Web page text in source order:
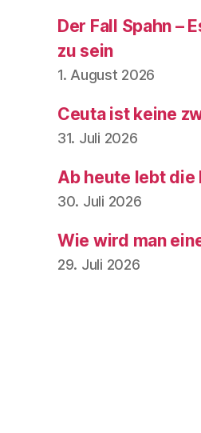
Der Fall Spahn –
zu sein
1. August 2026
Ceuta ist keine
31. Juli 2026
Ab heute lebt
30. Juli 2026
Wie wird man
29. Juli 2026